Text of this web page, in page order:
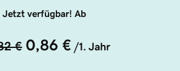
Jetzt verfügbar! Ab
€ 0,86 € /1. Jahr